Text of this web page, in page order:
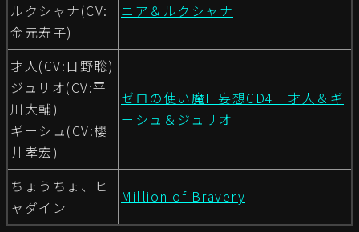
ルクシャナ(CV:
金元寿子)
ニア＆ルクシャナ
才人(CV:日野聡)
ジュリオ(CV:平
川大輔)
ギーシュ(CV:櫻
井孝宏)
ゼロの使い魔F 妄想CD4 才人＆ギ
ーシュ＆ジュリオ
ちょうちょ、ヒ
ャダイン
Million of Bravery